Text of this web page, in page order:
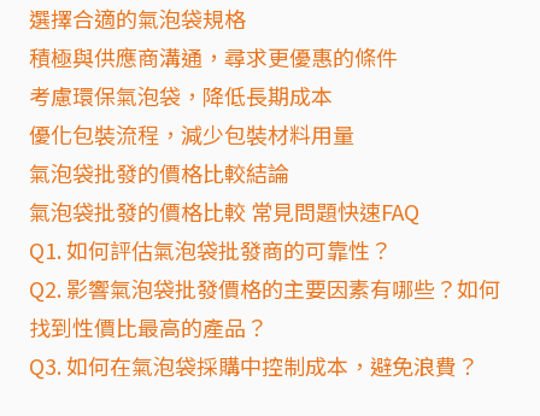
選擇合適的氣泡袋規格
積極與供應商溝通，尋求更優惠的條件
考慮環保氣泡袋，降低長期成本
優化包裝流程，減少包裝材料用量
氣泡袋批發的價格比較結論
氣泡袋批發的價格比較 常見問題快速FAQ
Q1. 如何評估氣泡袋批發商的可靠性？
Q2. 影響氣泡袋批發價格的主要因素有哪些？如何
找到性價比最高的產品？
Q3. 如何在氣泡袋採購中控制成本，避免浪費？